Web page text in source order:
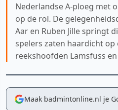
Nederlandse A-ploeg met
op de rol. De
Aar en Ruben Jille springt
spelers zaten haardicht
reekshoofden Lamsfuss
Maak badmintonline.nl je